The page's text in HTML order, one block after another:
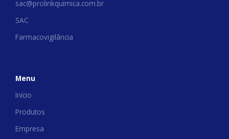
sac@prolinkquimica.com.br
SAC
Farmacovigilância
Menu
Início
Produtos
Empresa